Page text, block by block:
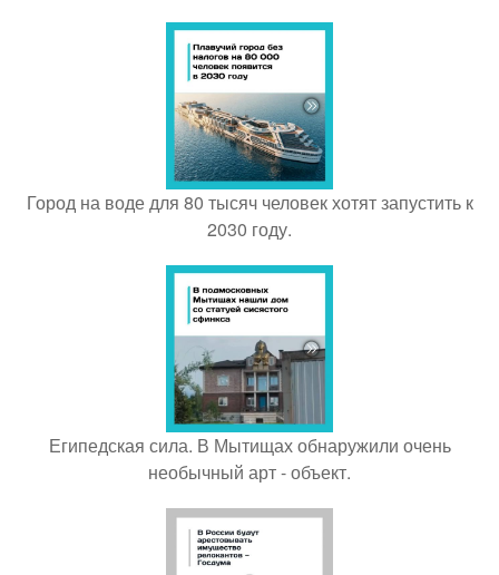
Город на воде для 80 тысяч человек хотят запустить к
2030 году.
Египедская сила. В Мытищах обнаружили очень
необычный арт - объект.